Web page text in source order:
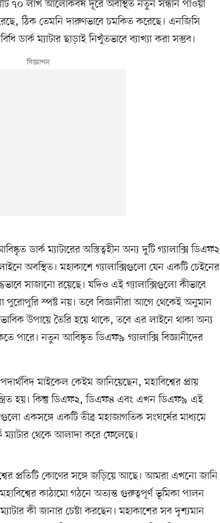
৭০ লাখ আলোকবর্ষ দূরে অবস্থিত নতুন সন্ধান পাওয়া
করেছে, ঠিক তেমনি দারুণভাবে চমকিত করেছে। এনজিসি
ডার্ক ম্যাটার ছাড়াই নিখুঁতভাবে ব্যাখ্যা করা সম্ভব।
ডার্ক ম্যাটারের অস্তিত্বহীন অন্য দুটি গ্যালাক্সি ডিএফ২
অবস্থিত। মহাকাশে গ্যালাক্সিগুলো যেন একটি চেইনের
সাজানো রয়েছে। যদিও এই গ্যালাক্সিগুলো কীভাবে
পুরোপুরি স্পষ্ট নয়। তবে বিজ্ঞানীরা আগে থেকেই অনুমান
উপায়ে তৈরি হয়ে থাকে, তবে এর লাইনে থাকা অন্য
পারে। নতুন আবিষ্কৃত ডিএফ৯ গ্যালাক্সি বিজ্ঞানীদের
মাইকেল কেইম জানিয়েছেন, মহাবিশ্বের প্রায়
নিয়ন্ত্রিত হয়। কিন্তু ডিএফ২, ডিএফ৪ এবং এখন ডিএফ৯ এই
একসঙ্গে একটি তীব্র মহাজাগতিক সংঘর্ষের মাধ্যমে
ম্যাটার থেকে আলাদা করে ফেলেছে।
প্রতিটি কোণের সঙ্গে জড়িয়ে আছে। আমরা এখনো জানি
কাঠামো গঠনে অত্যন্ত গুরুত্বপূর্ণ ভূমিকা পালন
ম্যাটার কী জানার চেষ্টা করছেন। মহাকাশের সব দৃশ্যমান